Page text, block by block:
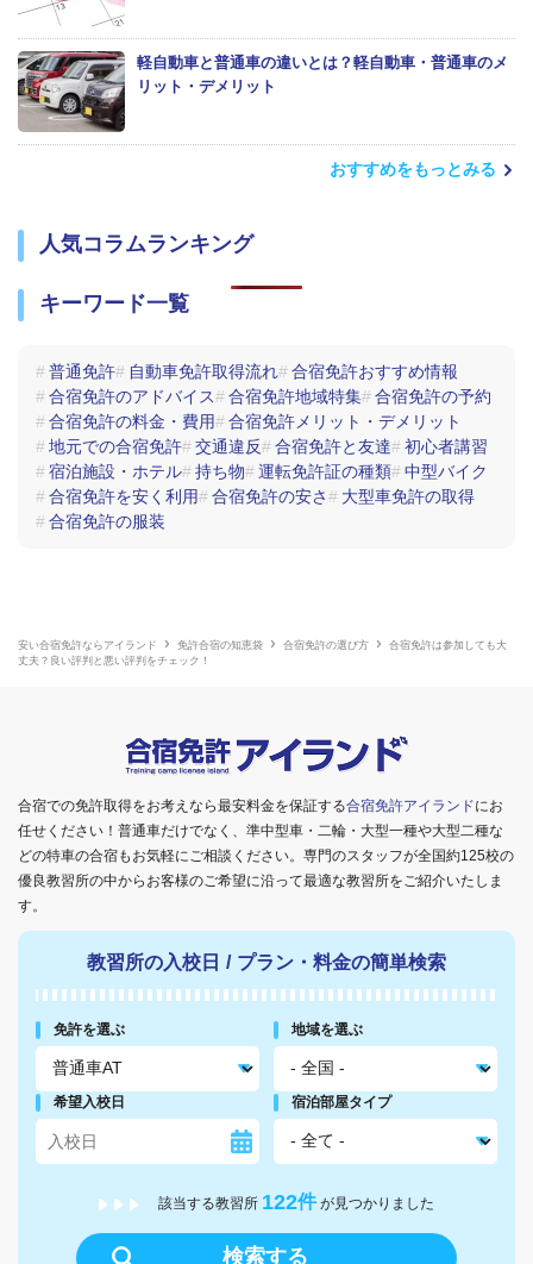
軽自動車と普通車の違いとは？軽自動車・普通車のメ
リット・デメリット
おすすめをもっとみる
人気コラムランキング
キーワード一覧
普通免許 自動車免許取得流れ
合宿免許おすすめ情報
合宿免許のアドバイス
合宿免許地域特集
合宿免許の予約
合宿免許の料金・費用
合宿免許メリット・デメリット
地元での合宿免許
交通違反 合宿免許と友達
初心者講習
宿泊施設・ホテル
持ち物 運転免許証の種類
中型バイク
合宿免許を安く利用
合宿免許の安さ
大型車免許の取得
合宿免許の服装
安い合宿免許ならアイランド 免許合宿の知恵袋 合宿免許の選び方
合宿免許は参加しても大
丈夫？良い評判と悪い評判をチェック！
合宿での免許取得をお考えなら最安料金を保証する合宿免許アイランドにお
任せください！普通車だけでなく、準中型車・二輪・大型一種や大型二種な
どの特車の合宿もお気軽にご相談ください。専門のスタッフが全国約125校の
優良教習所の中からお客様のご希望に沿って最適な教習所をご紹介いたしま
す。
教習所の入校日 / プラン・料金の簡単検索
免許を選ぶ 地域を選ぶ
希望入校日 宿泊部屋タイプ
該当する教習所 122件 が見つかりました
検索する